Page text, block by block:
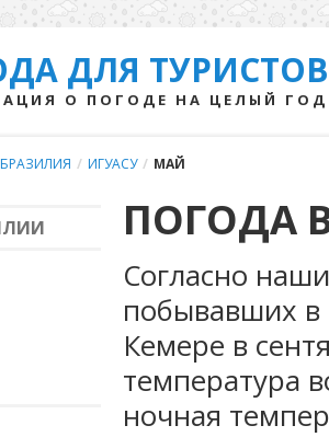
ДЛЯ ТУРИСТОВ
О ПОГОДЕ НА ЦЕЛЫЙ ГОД
БРАЗИЛИЯ / ИГУАСУ / МАЙ
ПОГОДА
Согласно
побывавших в
Кемере в
температура
ночная